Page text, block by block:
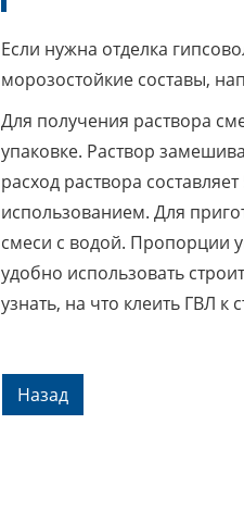
Если нужна отделка
морозостойкие составы,
Для получения раствора
упаковке. Раствор
расход раствора
использованием. Для
смеси с водой. Пропорции
удобно использовать
узнать, на что клеить ГВЛ к
Назад